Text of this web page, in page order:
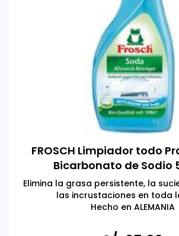
FROSCH Limpiador todo
Bicarbonato de Sodio
Elimina la grasa persistente, la
las incrustaciones en toda
Hecho en ALEMANIA
activos naturales,